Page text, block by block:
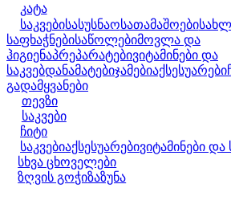
კატა
საკვებისასუსნაოსათამაშოები
საფხაჭნებისაწოლებიმოვლა და
ჰიგიენაპრეპარატებივიტამინები და
საკვებდანამატებიჯამებიაქსესუარები
გადამყვანები
თევზი
საკვები
ჩიტი
საკვებიაქსესუარებივიტამინები და
სხვა ცხოველები
ზღვის გოჭიზაზუნა